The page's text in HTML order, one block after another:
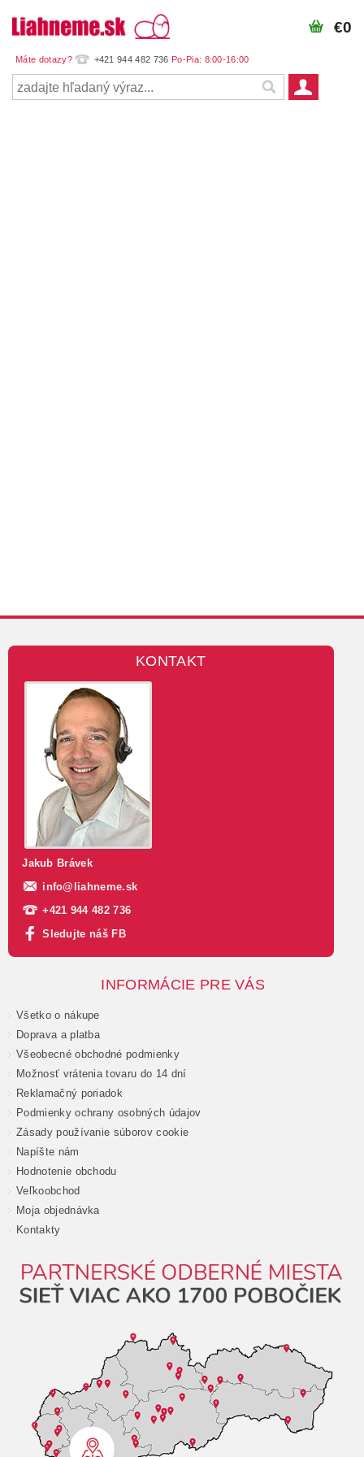
+421 944 482 736
€0
KONTAKT
Jakub Brávek
info@ liahneme.sk
+421 944 482 736
Sledujte náš FB
INFORMÁCIE PRE VÁS
Všetko o nákupe
Doprava a platba
Všeobecné obchodné podmienky
Možnosť vrátenia tovaru do 14 dní
Reklamačný poriadok
Podmienky ochrany osobných údajov
Zásady používanie súborov cookie
Napíšte nám
Hodnotenie obchodu
Veľkoobchod
Moja objednávka
Kontakty